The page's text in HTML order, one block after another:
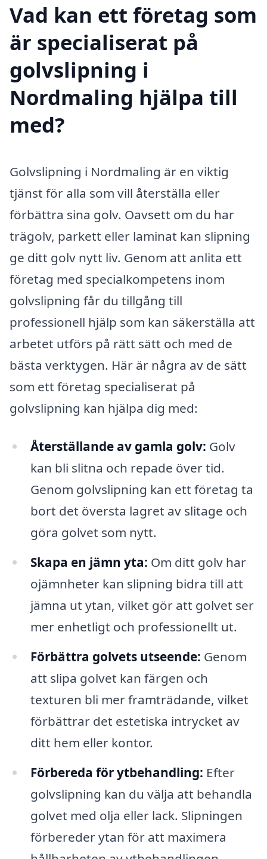
Vad kan ett företag som
är specialiserat på
golvslipning i
Nordmaling hjälpa till
med?
Golvslipning i Nordmaling är en viktig
tjänst för alla som vill återställa eller
förbättra sina golv. Oavsett om du har
trägolv, parkett eller laminat kan slipning
ge ditt golv nytt liv. Genom att anlita ett
företag med specialkompetens inom
golvslipning får du tillgång till
professionell hjälp som kan säkerställa att
arbetet utförs på rätt sätt och med de
bästa verktygen. Här är några av de sätt
som ett företag specialiserat på
golvslipning kan hjälpa dig med:
Återställande av gamla golv: Golv
kan bli slitna och repade över tid.
Genom golvslipning kan ett företag ta
bort det översta lagret av slitage och
göra golvet som nytt.
Skapa en jämn yta: Om ditt golv har
ojämnheter kan slipning bidra till att
jämna ut ytan, vilket gör att golvet ser
mer enhetligt och professionellt ut.
Förbättra golvets utseende: Genom
att slipa golvet kan färgen och
texturen bli mer framträdande, vilket
förbättrar det estetiska intrycket av
ditt hem eller kontor.
Förbereda för ytbehandling: Efter
golvslipning kan du välja att behandla
golvet med olja eller lack. Slipningen
förbereder ytan för att maximera